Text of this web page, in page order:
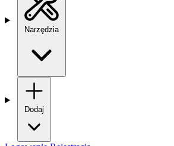
Narzędzia
Dodaj